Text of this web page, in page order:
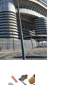
to wolalbym za